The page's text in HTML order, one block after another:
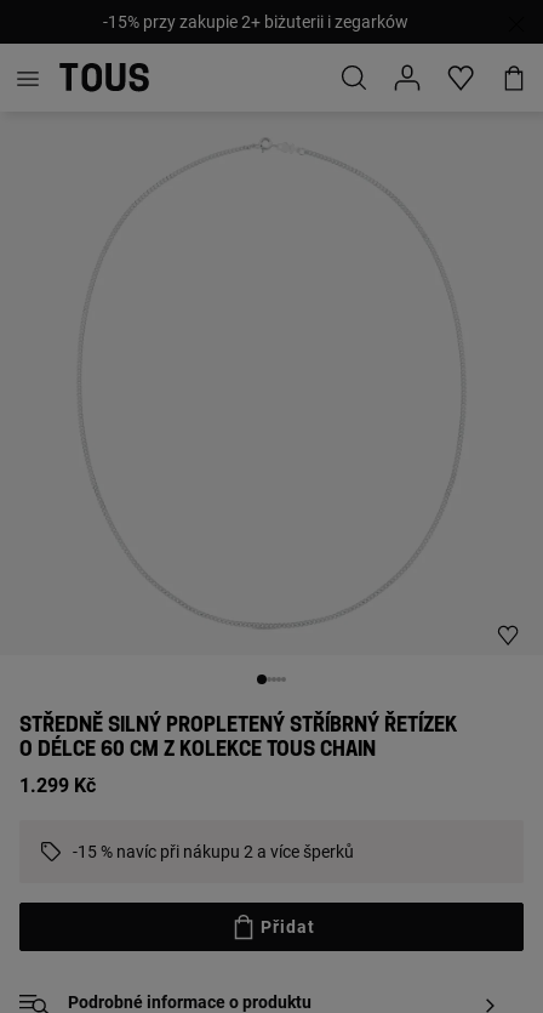
-15% przy zakupie 2+ biżuterii i zegarków
STŘEDNĚ SILNÝ PROPLETENÝ STŘÍBRNÝ ŘETÍZEK
O DÉLCE 60 CM Z KOLEKCE TOUS CHAIN
1.299 Kč
-15 % navíc při nákupu 2 a více šperků
Přidat
Podrobné informace o produktu